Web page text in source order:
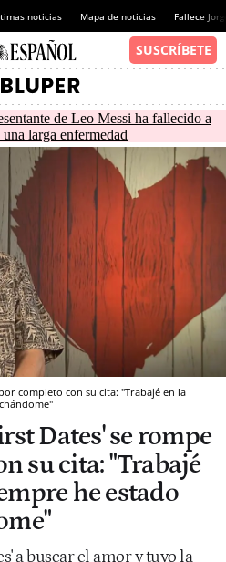
noticias Mapa de noticias Fallece
de Leo Messi ha fallecido a
larga enfermedad
completo con su cita: "Trabajé en la
Dates' se rompe
su cita: "Trabajé
he estado
a buscar el amor y tuvo la